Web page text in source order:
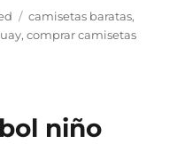
Etiquetas
camisetas baratas,
,comprar camisetas
niño